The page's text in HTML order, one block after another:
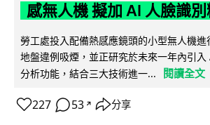
感無人機 擬加 AI 人臉識
勞工處投入配備熱感應鏡頭的小型無人機
地盤違例吸煙，並正研究於未來一年內引
分析功能，結合三大技術進一...
閱讀全文
227 53 ↗ 分享